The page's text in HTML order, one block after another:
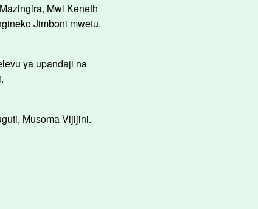
Mwl Keneth
Jimboni mwetu.
ya upandaji na
Musoma Vijijini.